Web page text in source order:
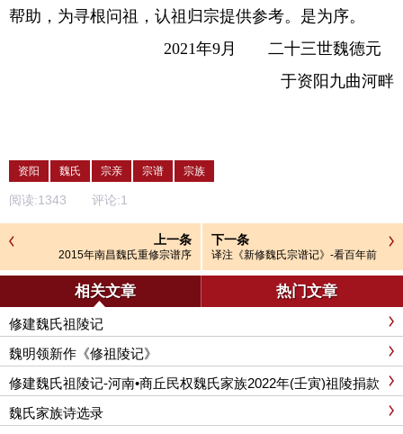
帮助，为寻根问祖，认祖归宗提供参考。是为序。
2021年9月 二十三世魏德元
于资阳九曲河畔
资阳 魏氏 宗亲 宗谱 宗族
阅读:1343 评论:1
上一条
2015年南昌魏氏重修宗谱序
下一条
译注《新修魏氏宗谱记》-看百年前
资阳魏氏生活点滴
相关文章 热门文章
修建魏氏祖陵记
魏明领新作《修祖陵记》
修建魏氏祖陵记-河南•商丘民权魏氏家族2022年(壬寅)祖陵捐款
功德榜
魏氏家族诗选录